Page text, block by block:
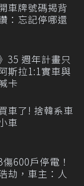
車牌號碼揭背
：忘記停哪還
35 週年計畫只
斯拉1:1實車與
卡
車了! 捨韓系車
車
600戶停電！
劫，車主：人